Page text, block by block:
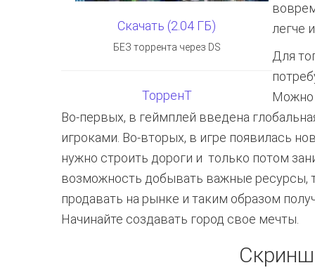
Скачать (2.04 ГБ)
БЕЗ торрента через DS
ТорренТ
легче
Для
Можно
Во-первых, в геймплей введена
игроками. Во-вторых, в игре появилась
нужно строить дороги и только потом
возможность добывать важные ресурсы,
продавать на рынке и таким образом
Начинайте создавать город свое мечты.